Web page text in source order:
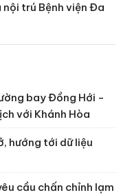
nội trú Bệnh viện Đa
bay Đồng Hới -
với Khánh Hòa
hướng tới dữ liệu
cầu chấn chỉnh lạm